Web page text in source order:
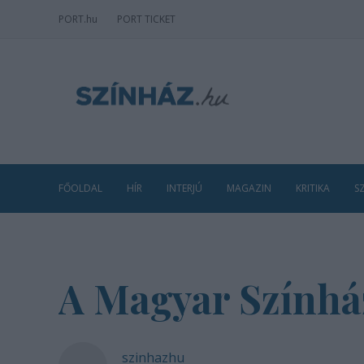
PORT.hu PORT TICKET
FŐOLDAL HÍR INTERJÚ MAGAZIN KRITIKA
A Magyar
szinhazhu